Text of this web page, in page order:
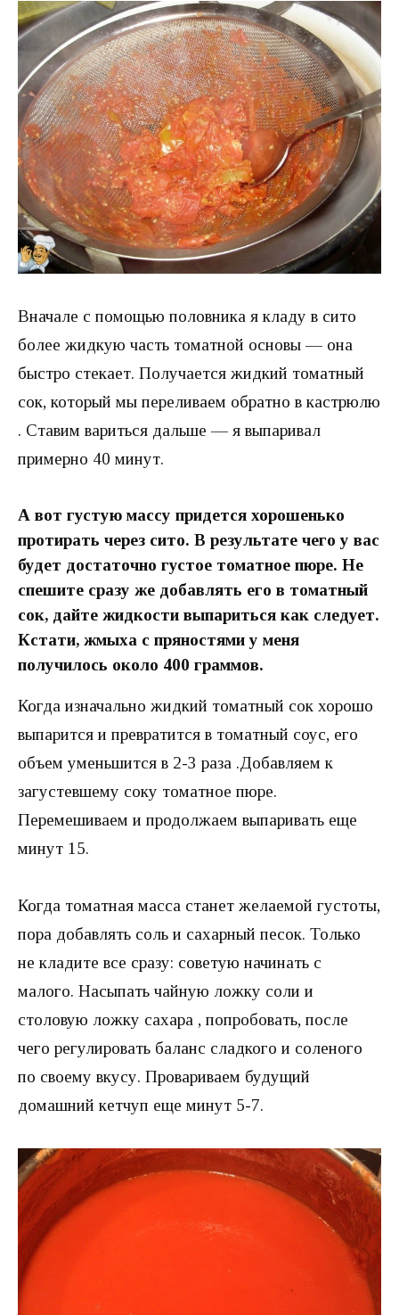
Вначале с помощью половника я кладу в сито
более жидкую часть томатной основы — она
быстро стекает. Получается жидкий томатный
сок, который мы переливаем обратно в кастрюлю
. Ставим вариться дальше — я выпаривал
примерно 40 минут.
А вот густую массу придется хорошенько
протирать через сито. В результате чего у вас
будет достаточно густое томатное пюре. Не
спешите сразу же добавлять его в томатный
сок, дайте жидкости выпариться как следует.
Кстати, жмыха с пряностями у меня
получилось около 400 граммов.
Когда изначально жидкий томатный сок хорошо
выпарится и превратится в томатный соус, его
объем уменьшится в 2-3 раза .Добавляем к
загустевшему соку томатное пюре.
Перемешиваем и продолжаем выпаривать еще
минут 15.
Когда томатная масса станет желаемой густоты,
пора добавлять соль и сахарный песок. Только
не кладите все сразу: советую начинать с
малого. Насыпать чайную ложку соли и
столовую ложку сахара , попробовать, после
чего регулировать баланс сладкого и соленого
по своему вкусу. Провариваем будущий
домашний кетчуп еще минут 5-7.